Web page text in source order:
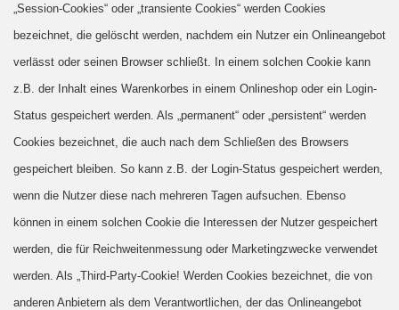
„Session-Cookies“ oder „transiente Cookies“ werden Cookies
bezeichnet, die gelöscht werden, nachdem ein Nutzer ein Onlineangebot
verlässt oder seinen Browser schließt. In einem solchen Cookie kann
z.B. der Inhalt eines Warenkorbes in einem Onlineshop oder ein Login-
Status gespeichert werden. Als „permanent“ oder „persistent“ werden
Cookies bezeichnet, die auch nach dem Schließen des Browsers
gespeichert bleiben. So kann z.B. der Login-Status gespeichert werden,
wenn die Nutzer diese nach mehreren Tagen aufsuchen. Ebenso
können in einem solchen Cookie die Interessen der Nutzer gespeichert
werden, die für Reichweitenmessung oder Marketingzwecke verwendet
werden. Als „Third-Party-Cookie! Werden Cookies bezeichnet, die von
anderen Anbietern als dem Verantwortlichen, der das Onlineangebot